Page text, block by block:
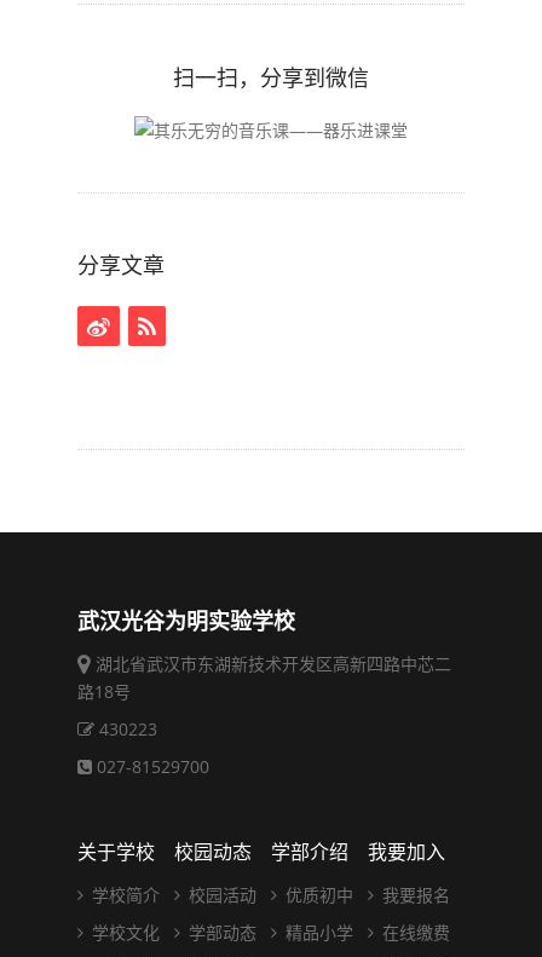
扫一扫，分享到微信
分享文章
武汉光谷为明实验学校
湖北省武汉市东湖新技术开发区高新四路中芯二
路18号
430223
027-81529700
关于学校
学校简介
学校文化
校园动态
校园活动
学部动态
学部介绍
优质初中
精品小学
我要加入
我要报名
在线缴费